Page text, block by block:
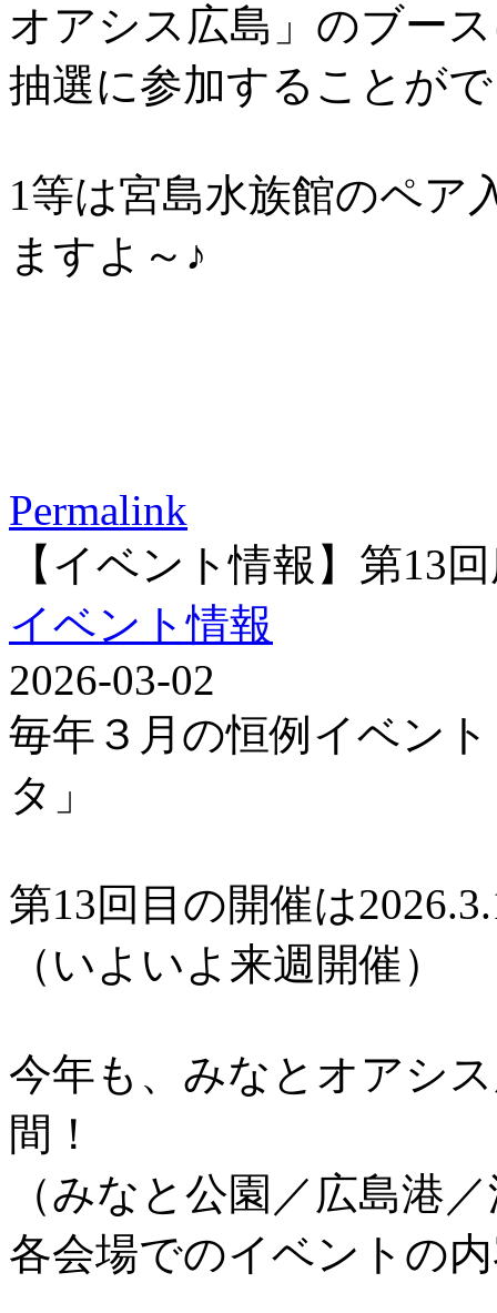
オアシス広島」のブー
抽選に参加することが
1等は宮島水族館のペア
ますよ～♪
Permalink
【イベント情報】第13
イベント情報
2026-03-02
毎年３月の恒例イベン
タ」
第13回目の開催は
（いよいよ来週開催）
今年も、みなとオアシ
間！
（みなと公園／広島港
各会場でのイベントの